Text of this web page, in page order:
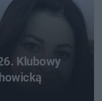
Klubowy